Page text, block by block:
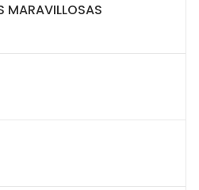
MARAVILLOSAS